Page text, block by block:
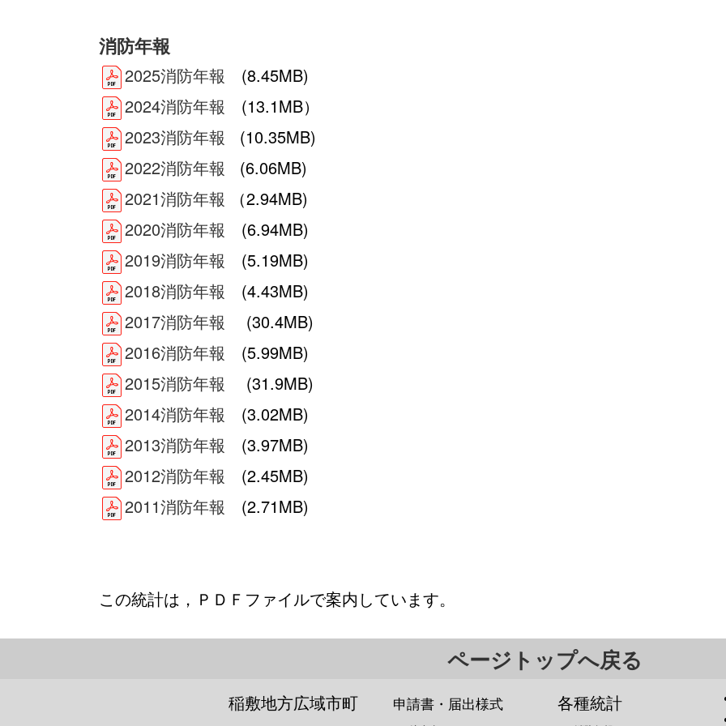
消防年報
2025消防年報 (8.45MB)
2024消防年報 (13.1MB）
2023消防年報 (10.35MB)
2022消防年報 (6.06MB)
2021消防年報 （2.94MB)
2020消防年報 (6.94MB)
2019消防年報 (5.19MB)
2018消防年報 (4.43MB)
2017消防年報
(30.4MB)
2016消防年報 (5.99MB)
2015消防年報
(31.9MB)
2014消防年報 (3.02MB)
2013消防年報 (3.97MB)
2012消防年報 (2.45MB)
2011消防年報 (2.71MB)
この統計は，ＰＤＦファイルで案内しています。
ページトップへ戻る
稲敷地方広域市町
申請書・届出様式 各種統計